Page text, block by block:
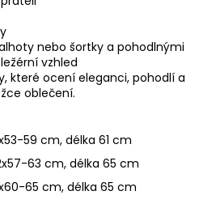
nebo šortky a pohodlnými
vzhled
které ocení eleganci, pohodlí a
oblečení.
59 cm, délka 61 cm
63 cm, délka 65 cm
65 cm, délka 65 cm